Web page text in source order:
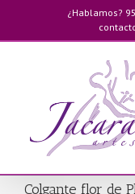
contenido
¿Hablamos?
Colgante flor de